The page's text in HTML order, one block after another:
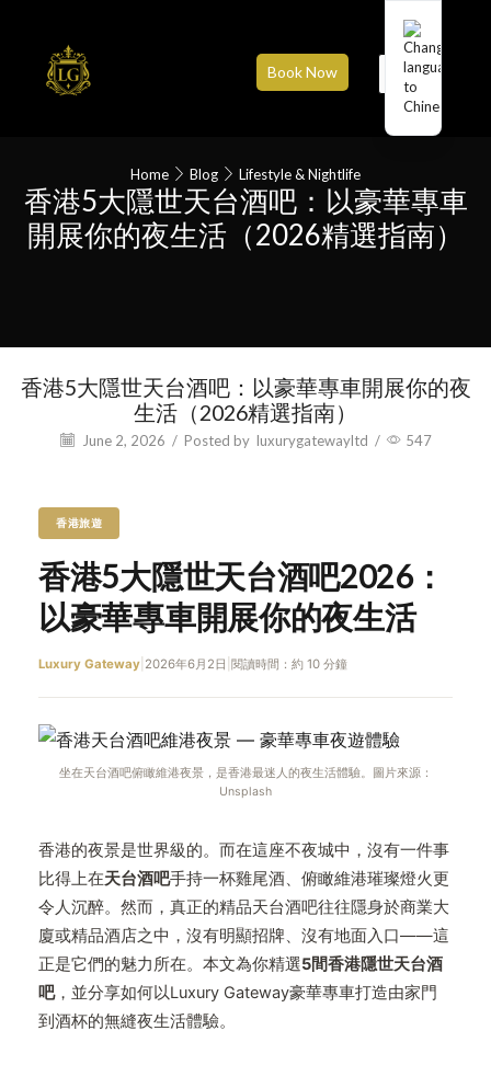
Book Now
Home Blog Lifestyle & Nightlife
香港5大隱世天台酒吧：以豪華專車
開展你的夜生活（2026精選指南）
香港5大隱世天台酒吧：以豪華專車開展你的夜
生活（2026精選指南）
June 2, 2026 / Posted by luxurygatewayltd / 547
香港旅遊
香港5大隱世天台酒吧2026：
以豪華專車開展你的夜生活
Luxury Gateway 2026年6月2日 閱讀時間：約 10 分鐘
坐在天台酒吧俯瞰維港夜景，是香港最迷人的夜生活體驗。圖片來源：
Unsplash
香港的夜景是世界級的。而在這座不夜城中，沒有一件事
比得上在天台酒吧手持一杯雞尾酒、俯瞰維港璀璨燈火更
令人沉醉。然而，真正的精品天台酒吧往往隱身於商業大
廈或精品酒店之中，沒有明顯招牌、沒有地面入口——這
正是它們的魅力所在。本文為你精選5間香港隱世天台酒
吧，並分享如何以Luxury Gateway豪華專車打造由家門
到酒杯的無縫夜生活體驗。